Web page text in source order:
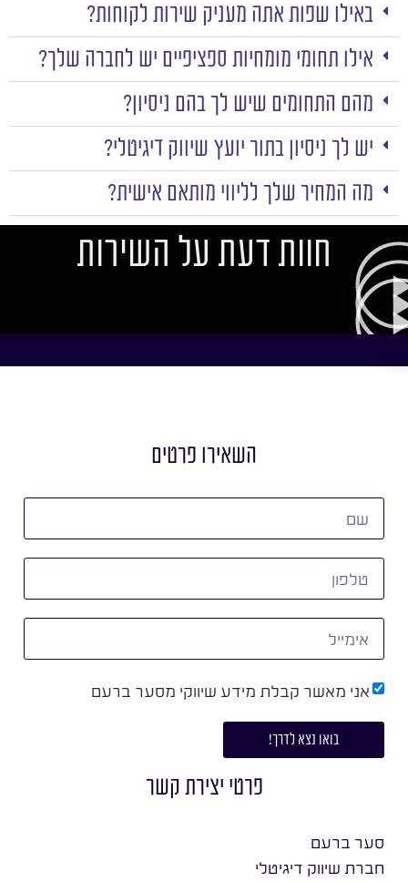
באילו שפות אתה מעניק שירות לקוחות?
אילו תחומי מומחיות ספציפיים יש לחברה שלך?
מהם התחומים שיש לך בהם ניסיון?
יש לך ניסיון בתור יועץ שיווק דיגיטלי?
מה המחיר שלך לליווי מותאם אישית?
חוות דעת על השירות
השאירו פרטים
אני מאשר קבלת מידע שיווקי מסער ברעם
בואו נצא לדרך!
פרטי יצירת קשר
סער ברעם
חברת שיווק דיגיטלי